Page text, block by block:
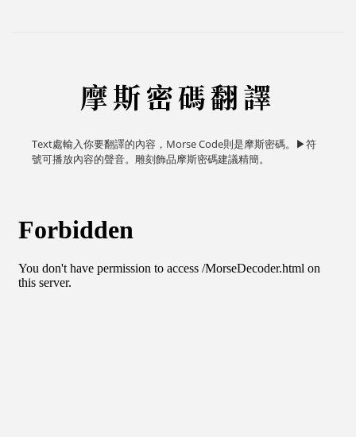
摩斯密碼翻譯
Text處輸入你要翻譯的內容，Morse Code則是摩斯密碼。▶符
號可播放內容的聲音。雕刻飾品摩斯密碼建議精簡。